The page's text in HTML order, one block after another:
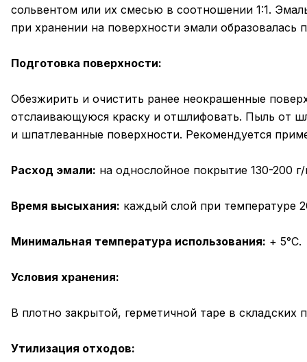
сольвентом или их смесью в соотношении 1:1.
при хранении на поверхности эмали образовалась
Подготовка поверхности:
Обезжирить и очистить ранее неокрашенные
отслаивающуюся краску и отшлифовать. Пыль от
и шпатлеванные поверхности. Рекомендуется
Расход эмали: на однослойное покрытие 130-200
Время высыхания: каждый слой при температуре
Минимальная температура использования: + 5°С.
Условия хранения:
В плотно закрытой, герметичной таре в
Утилизация отходов: